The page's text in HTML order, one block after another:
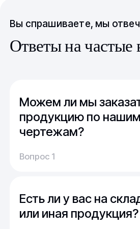
Вы спрашиваете, мы
Ответы на частые
Можем ли мы
продукцию по нашим
чертежам?
Вы можете отправить свой
(в т.ч. примерный) с
Мы можем изготовить для
продукцию (метизы,
детали), так и большие
Вопрос 1
Есть ли у вас на
или иная продукция?